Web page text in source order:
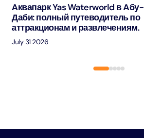
Аквапарк Yas Waterworld в Абу-
Даби: полный путеводитель по
аттракционам и развлечениям.
July 31 2026